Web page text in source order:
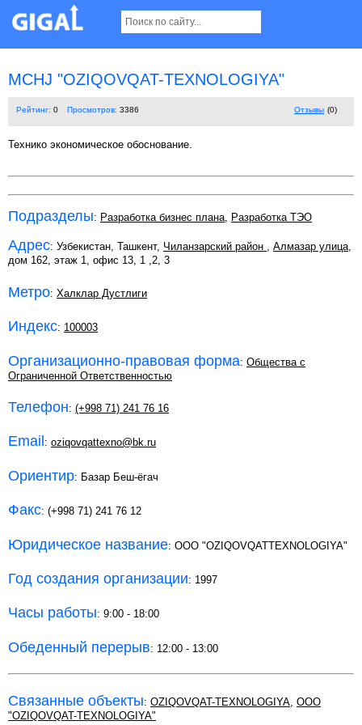
MCHJ "OZIQOVQAT-TEXNOLOGIYA"
Рейтинг: 0 Просмотров: 3386 Отзывы (0)
Технико экономическое обоснование.
Подразделы: Разработка бизнес плана, Разработка ТЭО
Адрес: Узбекистан, Ташкент, Чиланзарский район , Алмазар улица,
дом 162, этаж 1, офис 13, 1 ,2, 3
Метро: Халклар Дустлиги
Индекс: 100003
Организационно-правовая форма: Общества с
Ограниченной Ответственностью
Телефон: (+998 71) 241 76 16
Email : oziqovqattexno@bk.ru
Ориентир: Базар Беш-ёгач
Факс: (+998 71) 241 76 12
Юридическое название: OOO "OZIQOVQATTEXNOLOGIYA"
Год создания организации: 1997
Часы работы: 9:00 - 18:00
Обеденный перерыв: 12:00 - 13:00
Связанные объекты: OZIQOVQAT-TEXNOLOGIYA OOO
"OZIQOVQAT-TEXNOLOGIYA"